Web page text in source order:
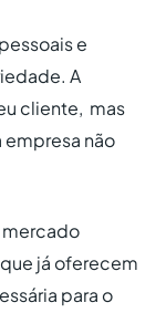
e
A
cliente, mas
empresa não
mercado
já oferecem
para o